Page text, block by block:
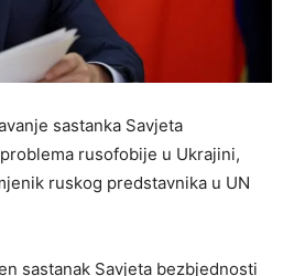
sastanka Savjeta
rusofobije u Ukrajini,
ruskog predstavnika u UN
sastanak Savjeta bezbjednosti